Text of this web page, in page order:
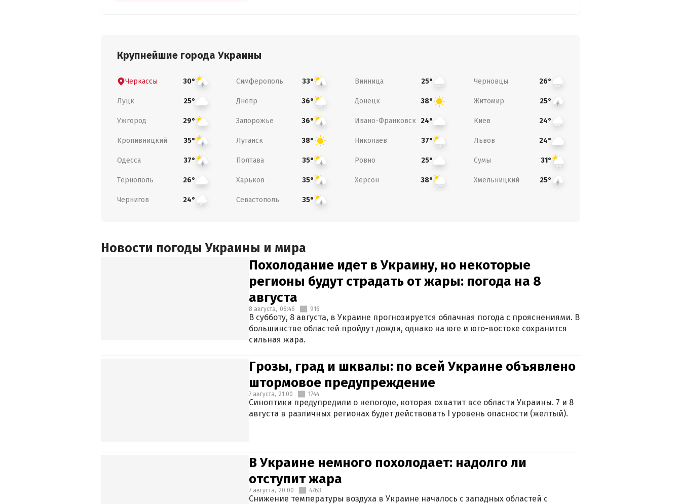
Крупнейшие города Украины
Черкассы 30° Симферополь 33° Винница 25° Черновцы 26°
Луцк 25° Днепр 36° Донецк 38° Житомир 25°
Ужгород 29° Запорожье 36° Ивано-Франковск 24° Киев 24°
Кропивницкий 35° Луганск 38° Николаев 37° Львов 24°
Одесса 37° Полтава 35° Ровно 25° Сумы 31°
Тернополь 26° Харьков 35° Херсон 38° Хмельницкий 25°
Чернигов 24° Севастополь 35°
Новости погоды Украины и мира
Похолодание идет в Украину, но некоторые
регионы будут страдать от жары: погода на 8
августа
8 августа, 06:46 916
В субботу, 8 августа, в Украине прогнозируется облачная погода с прояснениями. В
большинстве областей пройдут дожди, однако на юге и юго-востоке сохранится
сильная жара.
Грозы, град и шквалы: по всей Украине объявлено
штормовое предупреждение
7 августа, 21:00 1744
Синоптики предупредили о непогоде, которая охватит все области Украины. 7 и 8
августа в различных регионах будет действовать I уровень опасности (желтый).
В Украине немного похолодает: надолго ли
отступит жара
7 августа, 20:00 4763
Снижение температуры воздуха в Украине началось с западных областей с